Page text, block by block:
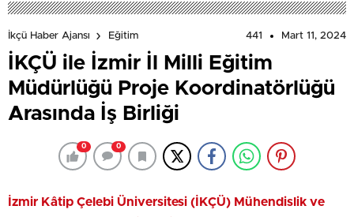
İkçü Haber Ajansı Eğitim 441 Mart 11, 2024
İKÇÜ ile İzmir İl Milli Eğitim
Müdürlüğü Proje Koordinatörlüğü
Arasında İş Birliği
0 0
İzmir Kâtip Çelebi Üniversitesi (İKÇÜ) Mühendislik ve